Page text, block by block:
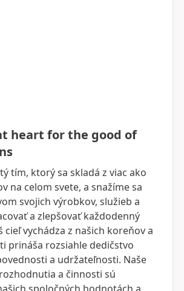
heart for the good of
tím, ktorý sa skladá z viac ako
na celom svete, a snažíme sa
svojich výrobkov, služieb a
a zlepšovať každodenný
cieľ vychádza z našich koreňov a
prináša rozsiahle dedičstvo
a udržateľnosti. Naše
a činnosti sú